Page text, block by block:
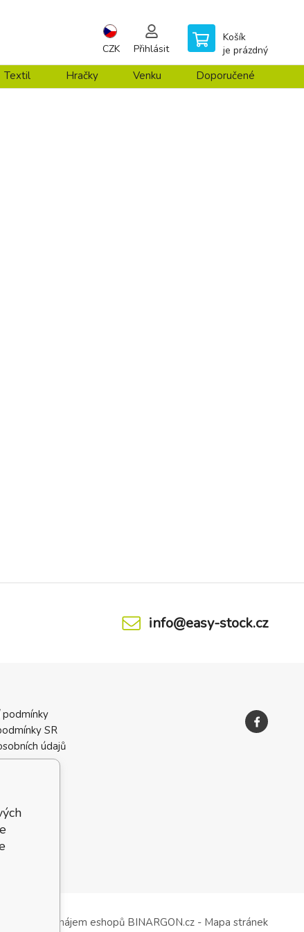
CZK Přihlásit
Košík
je prázdný
Textil Hračky Venku Doporučené
info@easy-stock.cz
podmínky
SR
údajů
Tvorba a pronájem eshopů BINARGON.cz - Mapa stránek